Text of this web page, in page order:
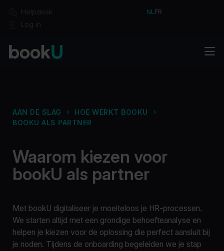
Log in
NL FR
Over bookU
Jobs
Contact
AAN DE SLAG
HOE WERKT BOOKU
BOOKU ALS PARTNER
Waarom kiezen voor
bookU als partner
Met bookU digitaliseer je moeiteloos je HR-processen.
We starten altijd met een grondige behoefteanalyse en
helpen je kiezen voor de oplossing die perfect aansluit bij
je noden. Tijdens de onboarding begeleiden we je stap